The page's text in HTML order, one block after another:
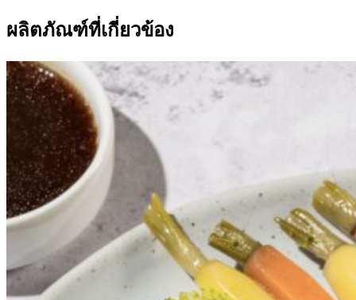
ผลิตภัณฑ์ที่เกี่ยวข้อง